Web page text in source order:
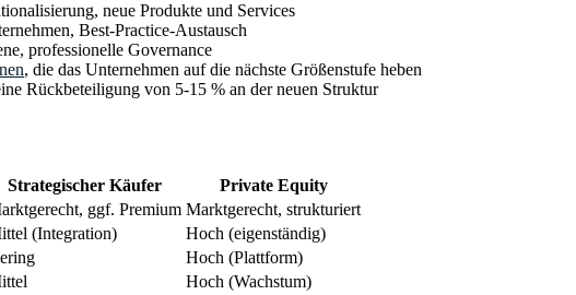
neue Produkte und Services
Best-Practice-Austausch
professionelle Governance
, die das Unternehmen auf die nächste Größenstufe heben
Rückbeteiligung von 5-15 % an der neuen Struktur
Strategischer Käufer
Private Equity
ggf. Premium Marktgerecht, strukturiert
(Integration)
Hoch (eigenständig)
Hoch (Plattform)
Hoch (Wachstum)